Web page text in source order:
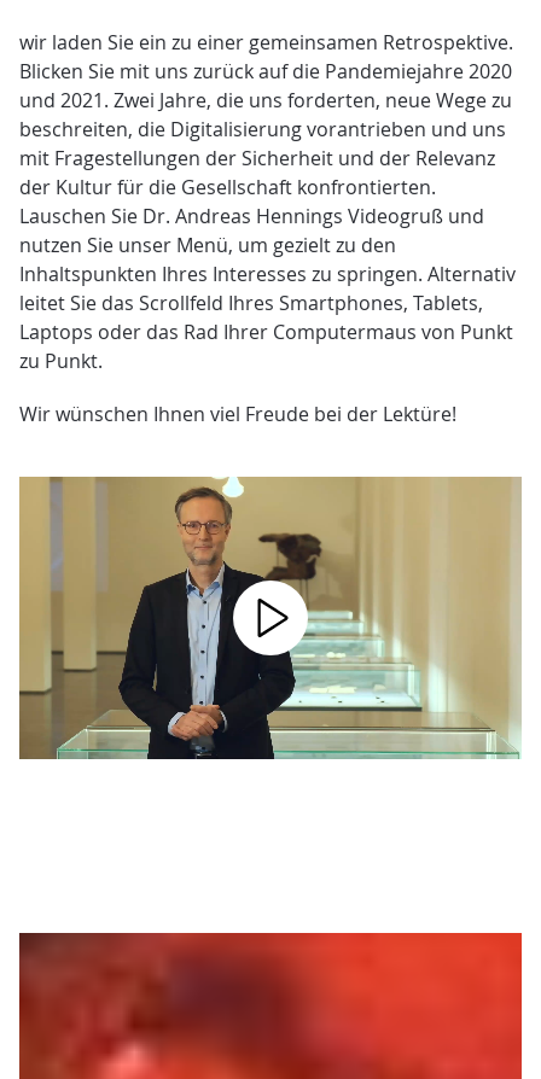
wir laden Sie ein zu einer gemeinsamen Retrospektive.
Blicken Sie mit uns zurück auf die Pandemiejahre 2020
und 2021. Zwei Jahre, die uns forderten, neue Wege zu
beschreiten, die Digitalisierung vorantrieben und uns
mit Fragestellungen der Sicherheit und der Relevanz
der Kultur für die Gesellschaft konfrontierten.
Lauschen Sie Dr. Andreas Hennings Videogruß und
nutzen Sie unser Menü, um gezielt zu den
Inhaltspunkten Ihres Interesses zu springen. Alternativ
leitet Sie das Scrollfeld Ihres Smartphones, Tablets,
Laptops oder das Rad Ihrer Computermaus von Punkt
zu Punkt.
Wir wünschen Ihnen viel Freude bei der Lektüre!